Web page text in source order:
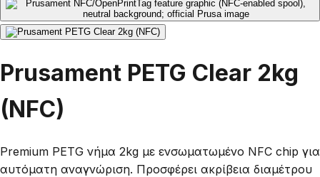
Prusament PETG Clear 2kg
(NFC)
Premium PETG νήμα 2kg με ενσωματωμένο NFC chip για
αυτόματη αναγνώριση. Προσφέρει ακρίβεια διαμέτρου